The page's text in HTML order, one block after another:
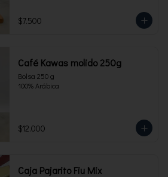
$7.500
Café Kawas molido 250g
Bolsa 250 g
100% Arábica
$12.000
Caja Pajarito Fiu Mix